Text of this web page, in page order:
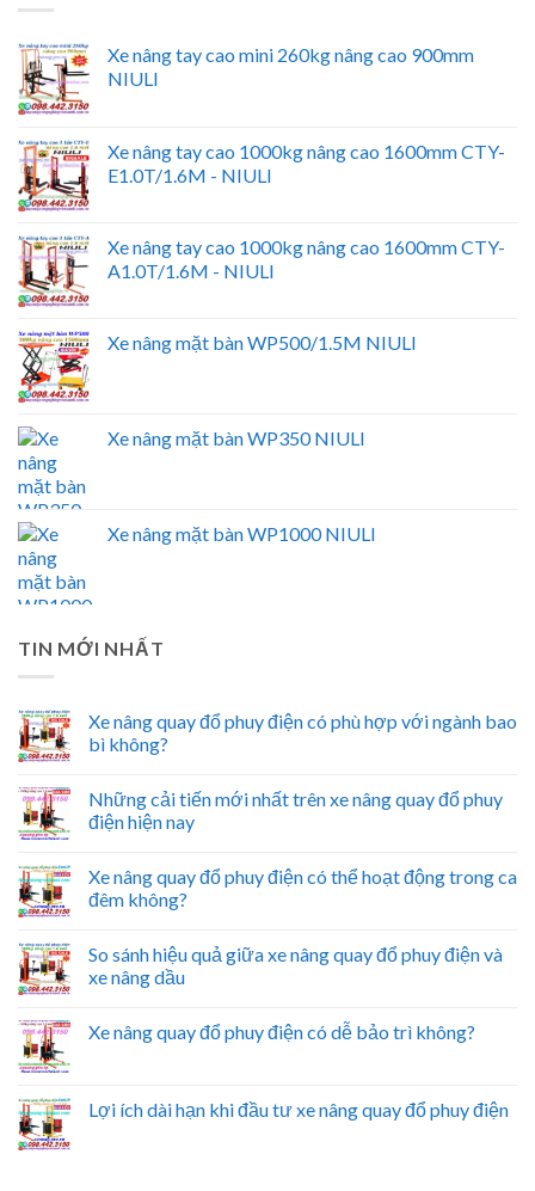
Xe nâng tay cao mini 260kg nâng cao 900mm
NIULI
Xe nâng tay cao 1000kg nâng cao 1600mm CTY-
E1.0T/1.6M - NIULI
Xe nâng tay cao 1000kg nâng cao 1600mm CTY-
A1.0T/1.6M - NIULI
Xe nâng mặt bàn WP500/1.5M NIULI
Xe nâng mặt bàn WP350 NIULI
Xe nâng mặt bàn WP1000 NIULI
TIN MỚI NHẤT
Xe nâng quay đổ phuy điện có phù hợp với ngành bao
bì không?
Những cải tiến mới nhất trên xe nâng quay đổ phuy
điện hiện nay
Xe nâng quay đổ phuy điện có thể hoạt động trong ca
đêm không?
So sánh hiệu quả giữa xe nâng quay đổ phuy điện và
xe nâng dầu
Xe nâng quay đổ phuy điện có dễ bảo trì không?
Lợi ích dài hạn khi đầu tư xe nâng quay đổ phuy điện